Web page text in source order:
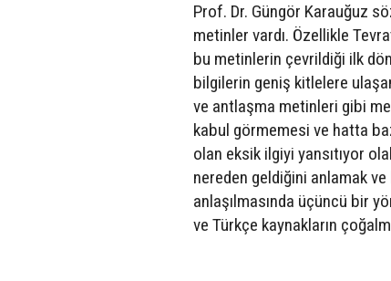
Prof. Dr. Güngör Karauğuz
metinler vardı. Özellikle
bu metinlerin çevrildiği ilk
bilgilerin geniş kitlelere
ve antlaşma metinleri gibi
kabul görmemesi ve hatta
olan eksik ilgiyi yansıtıyor
nereden geldiğini anlamak
anlaşılmasında üçüncü bir
ve Türkçe kaynakların